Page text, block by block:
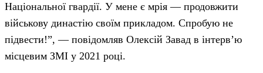
Національної гвардії. У мене є мрія — продовжити
військову династію своїм прикладом. Спробую не
підвести!”, — повідомляв Олексій Завад в інтерв’ю
місцевим ЗМІ у 2021 році.